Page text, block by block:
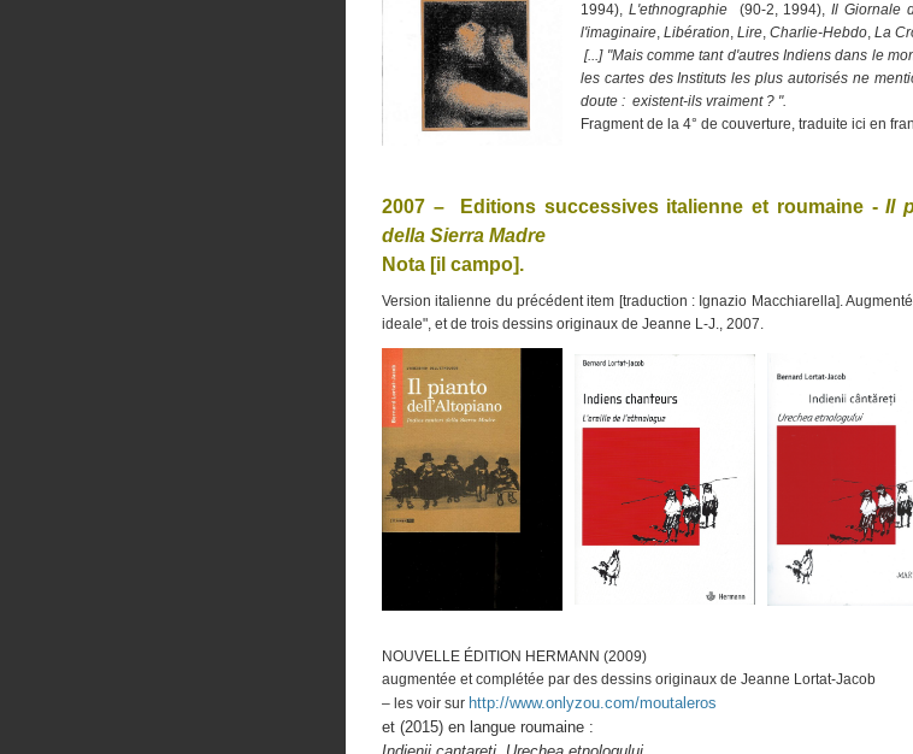
1994), L'ethnographie(90-2, 1994),Il Giornale
l'imaginaire, Libération, Lire, Charlie-Hebdo, La
[...] "Mais comme tant d'autres Indiens dans le
les cartes des Instituts les plus autorisés ne
doute : existent-ils vraiment ? ".
Fragment de la 4° de couverture, traduite ici en
2007 – Editions successives italienne et roumaine -Il
della Sierra Madre
Nota [il campo].
Version italienne du précédent item [traduction : Ignazio Macchiarella].
ideale", et de trois dessins originaux de Jeanne L-J., 2007.
NOUVELLE ÉDITION HERMANN (2009)
augmentée et complétée par des dessins originaux de Jeanne Lortat-Jacob
– les voir sur http://www.onlyzou.com/moutaleros
et (2015) en langue roumaine :